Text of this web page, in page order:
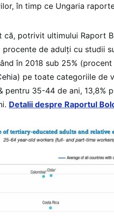
în timp ce Ungaria
că, potrivit ultimului Raport
procente de adulți cu studii
în 2018 sub 25%
pe toate categoriile de
pentru 35-44 de ani, 13,8%
Detalii despre Raportul